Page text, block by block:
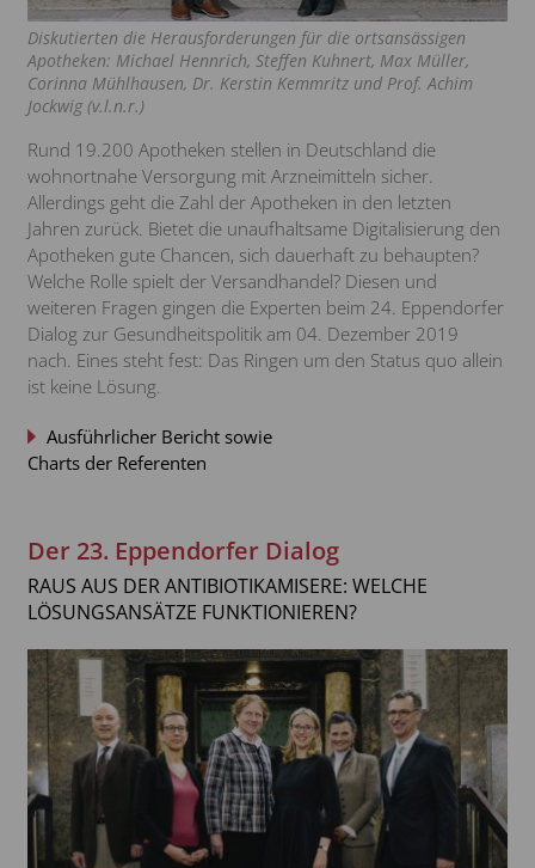
Diskutierten die Herausforderungen für die ortsansässigen
Apotheken: Michael Hennrich, Steffen Kuhnert, Max Müller,
Corinna Mühlhausen, Dr. Kerstin Kemmritz und Prof. Achim
Jockwig (v.l.n.r.)
Rund 19.200 Apotheken stellen in Deutschland die
wohnortnahe Versorgung mit Arzneimitteln sicher.
Allerdings geht die Zahl der Apotheken in den letzten
Jahren zurück. Bietet die unaufhaltsame Digitalisierung den
Apotheken gute Chancen, sich dauerhaft zu behaupten?
Welche Rolle spielt der Versandhandel? Diesen und
weiteren Fragen gingen die Experten beim 24. Eppendorfer
Dialog zur Gesundheitspolitik am 04. Dezember 2019
nach. Eines steht fest: Das Ringen um den Status quo allein
ist keine Lösung.
Ausführlicher Bericht sowie
Charts der Referenten
Der 23. Eppendorfer Dialog
RAUS AUS DER ANTIBIOTIKAMISERE: WELCHE
LÖSUNGSANSÄTZE FUNKTIONIEREN?